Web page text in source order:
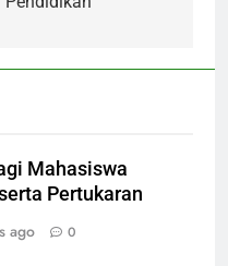
Mahasiswa
Pertukaran
ago 0